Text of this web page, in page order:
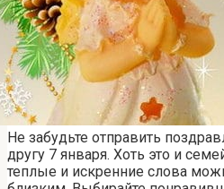
Не забудьте отправить
другу 7 января. Хоть это и
теплые и искренние слова